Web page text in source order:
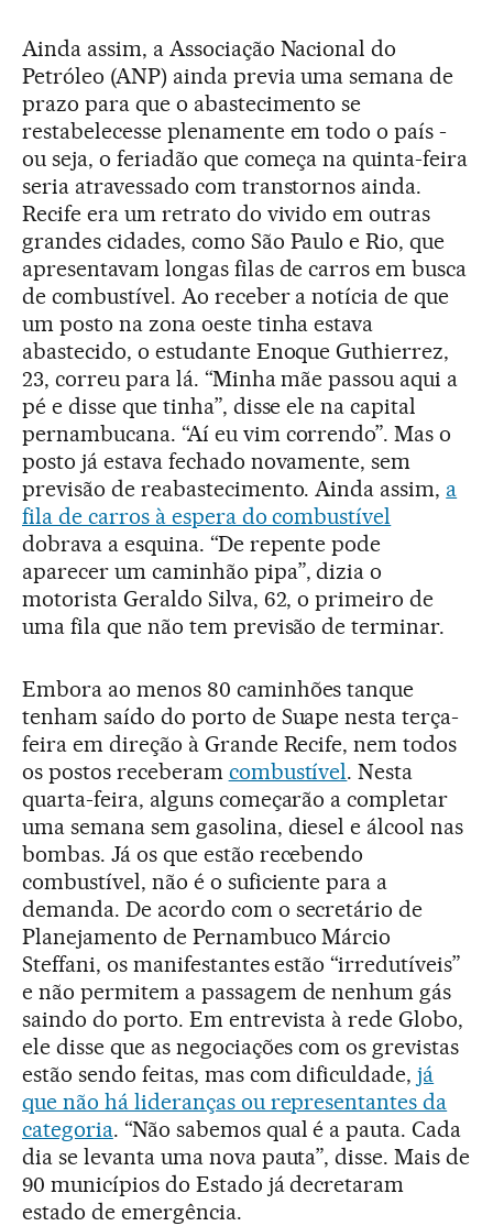
Ainda assim, a Associação Nacional do
Petróleo (ANP) ainda previa uma semana de
prazo para que o abastecimento se
restabelecesse plenamente em todo o país -
ou seja, o feriadão que começa na quinta-feira
seria atravessado com transtornos ainda.
Recife era um retrato do vivido em outras
grandes cidades, como São Paulo e Rio, que
apresentavam longas filas de carros em busca
de combustível. Ao receber a notícia de que
um posto na zona oeste tinha estava
abastecido, o estudante Enoque Guthierrez,
23, correu para lá. “Minha mãe passou aqui a
pé e disse que tinha”, disse ele na capital
pernambucana. “Aí eu vim correndo”. Mas o
posto já estava fechado novamente, sem
previsão de reabastecimento. Ainda assim, a
fila de carros à espera do combustível
dobrava a esquina. “De repente pode
aparecer um caminhão pipa”, dizia o
motorista Geraldo Silva, 62, o primeiro de
uma fila que não tem previsão de terminar.
Embora ao menos 80 caminhões tanque
tenham saído do porto de Suape nesta terça-
feira em direção à Grande Recife, nem todos
os postos receberam combustível. Nesta
quarta-feira, alguns começarão a completar
uma semana sem gasolina, diesel e álcool nas
bombas. Já os que estão recebendo
combustível, não é o suficiente para a
demanda. De acordo com o secretário de
Planejamento de Pernambuco Márcio
Steffani, os manifestantes estão “irredutíveis”
e não permitem a passagem de nenhum gás
saindo do porto. Em entrevista à rede Globo,
ele disse que as negociações com os grevistas
estão sendo feitas, mas com dificuldade,já
que não há lideranças ou representantes da
categoria. “Não sabemos qual é a pauta. Cada
dia se levanta uma nova pauta”, disse. Mais de
90 municípios do Estado já decretaram
estado de emergência.